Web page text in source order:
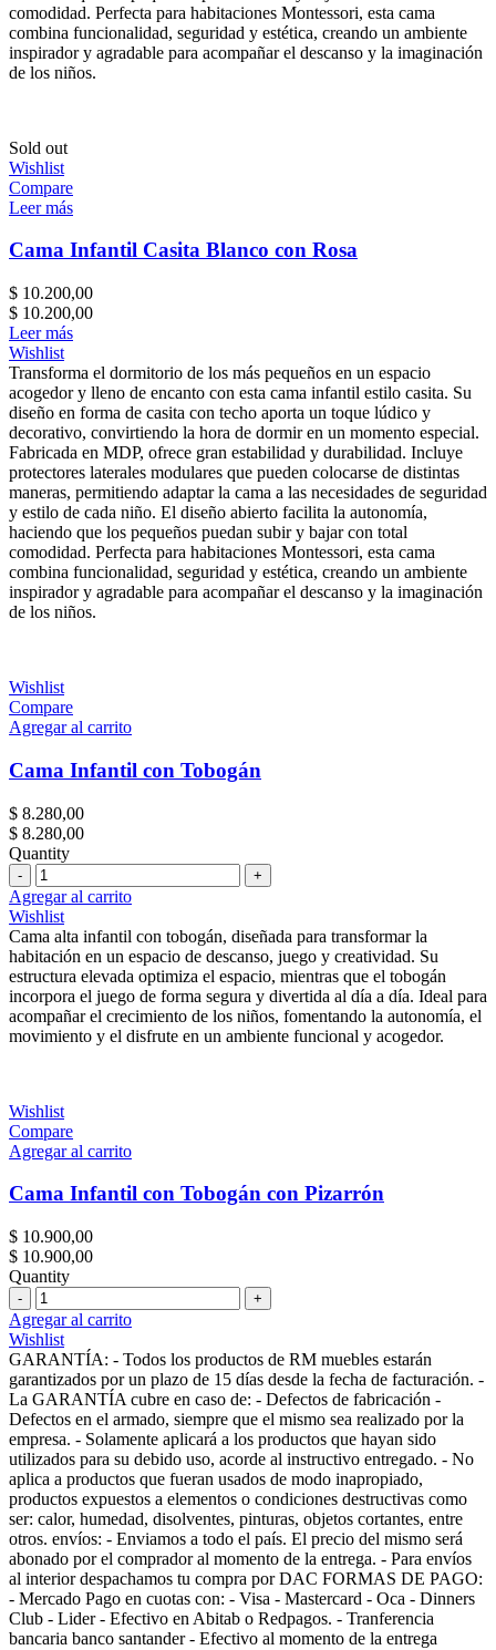
comodidad. Perfecta para habitaciones Montessori, esta cama
combina funcionalidad, seguridad y estética, creando un ambiente
inspirador y agradable para acompañar el descanso y la imaginación
de los niños.
Sold out
Wishlist
Compare
Leer más
Cama Infantil Casita Blanco con Rosa
$ 10.200,00
$ 10.200,00
Leer más
Wishlist
Transforma el dormitorio de los más pequeños en un espacio
acogedor y lleno de encanto con esta cama infantil estilo casita. Su
diseño en forma de casita con techo aporta un toque lúdico y
decorativo, convirtiendo la hora de dormir en un momento especial.
Fabricada en MDP, ofrece gran estabilidad y durabilidad. Incluye
protectores laterales modulares que pueden colocarse de distintas
maneras, permitiendo adaptar la cama a las necesidades de seguridad
y estilo de cada niño. El diseño abierto facilita la autonomía,
haciendo que los pequeños puedan subir y bajar con total
comodidad. Perfecta para habitaciones Montessori, esta cama
combina funcionalidad, seguridad y estética, creando un ambiente
inspirador y agradable para acompañar el descanso y la imaginación
de los niños.
Wishlist
Compare
Agregar al carrito
Cama Infantil con Tobogán
$ 8.280,00
$ 8.280,00
Quantity
Cantidad
Agregar al carrito
Wishlist
Cama alta infantil con tobogán, diseñada para transformar la
habitación en un espacio de descanso, juego y creatividad. Su
estructura elevada optimiza el espacio, mientras que el tobogán
incorpora el juego de forma segura y divertida al día a día. Ideal para
acompañar el crecimiento de los niños, fomentando la autonomía, el
movimiento y el disfrute en un ambiente funcional y acogedor.
Wishlist
Compare
Agregar al carrito
Cama Infantil con Tobogán con Pizarrón
$ 10.900,00
$ 10.900,00
Quantity
Cantidad
Agregar al carrito
Wishlist
GARANTÍA: - Todos los productos de RM muebles estarán
garantizados por un plazo de 15 días desde la fecha de facturación. -
La GARANTÍA cubre en caso de: - Defectos de fabricación -
Defectos en el armado, siempre que el mismo sea realizado por la
empresa. - Solamente aplicará a los productos que hayan sido
utilizados para su debido uso, acorde al instructivo entregado. - No
aplica a productos que fueran usados de modo inapropiado,
productos expuestos a elementos o condiciones destructivas como
ser: calor, humedad, disolventes, pinturas, objetos cortantes, entre
otros. envíos: - Enviamos a todo el país. El precio del mismo será
abonado por el comprador al momento de la entrega. - Para envíos
al interior despachamos tu compra por DAC FORMAS DE PAGO:
- Mercado Pago en cuotas con: - Visa - Mastercard - Oca - Dinners
Club - Lider - Efectivo en Abitab o Redpagos. - Tranferencia
bancaria banco santander - Efectivo al momento de la entrega